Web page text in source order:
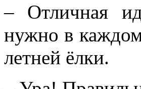
– Отличная
нужно в каждом
летней ёлки.